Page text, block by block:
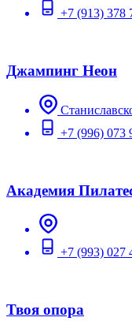
+7 (913) 378
Джампинг Неон
+7 (996) 073
Академия
+7 (993) 027
Твоя опора